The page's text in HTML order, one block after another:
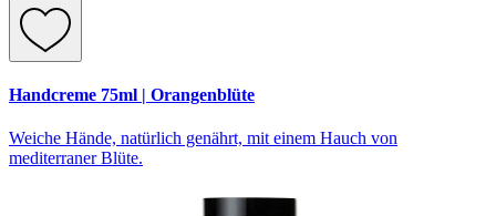
Handcreme 75ml | Orangenblüte
Weiche Hände, natürlich genährt, mit einem Hauch von
mediterraner Blüte.